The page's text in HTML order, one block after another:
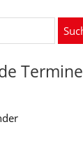
Termine